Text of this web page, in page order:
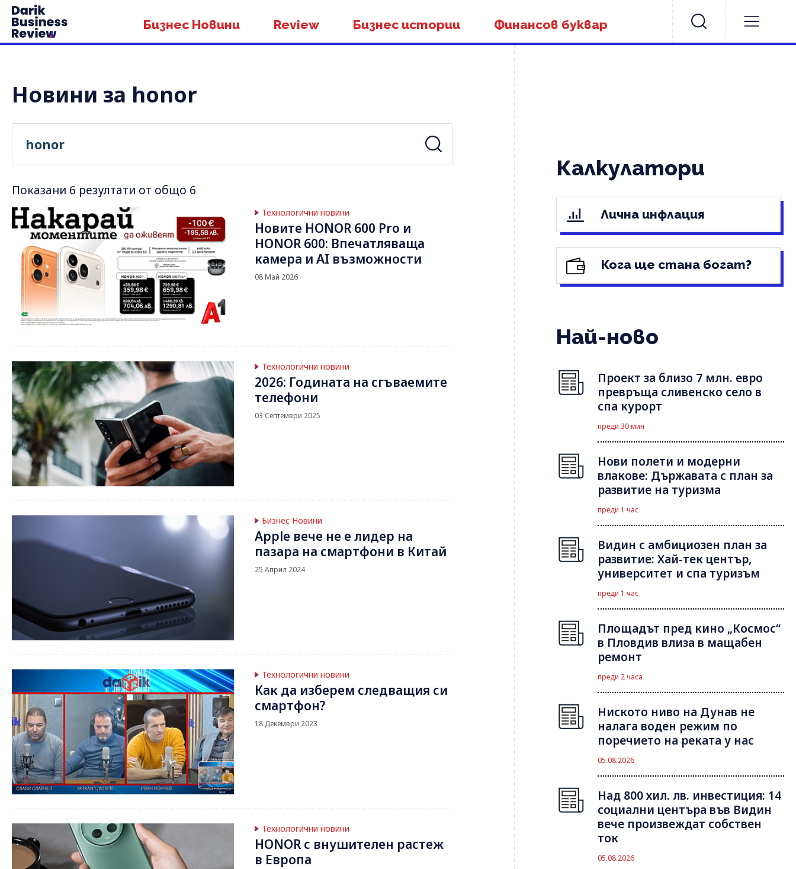
Бизнес Новини Review Бизнес истории Финансов буквар
Новини за honor
Показани 6 резултати от общо 6
Технологични новини
Новите HONOR 600 Pro и
HONOR 600: Впечатляваща
камера и AI възможности
08 Май 2026
Технологични новини
2026: Годината на сгъваемите
телефони
03 Септември 2025
Бизнес Новини
Apple вече не е лидер на
пазара на смартфони в Китай
25 Април 2024
Технологични новини
Как да изберем следващия си
смартфон?
18 Декември 2023
Технологични новини
HONOR с внушителен растеж
в Европа
Калкулатори
Лична инфлация
Кога ще стана богат?
Най-ново
Проект за близо 7 млн. евро
превръща сливенско село в
спа курорт
преди 30 мин
Нови полети и модерни
влакове: Държавата с план за
развитие на туризма
преди 1 час
Видин с амбициозен план за
развитие: Хай-тек център,
университет и спа туризъм
преди 1 час
Площадът пред кино „Космос“
в Пловдив влиза в мащабен
ремонт
преди 2 часа
Ниското ниво на Дунав не
налага воден режим по
поречието на реката у нас
05.08.2026
Над 800 хил. лв. инвестиция: 14
социални центъра във Видин
вече произвеждат собствен
ток
05.08.2026